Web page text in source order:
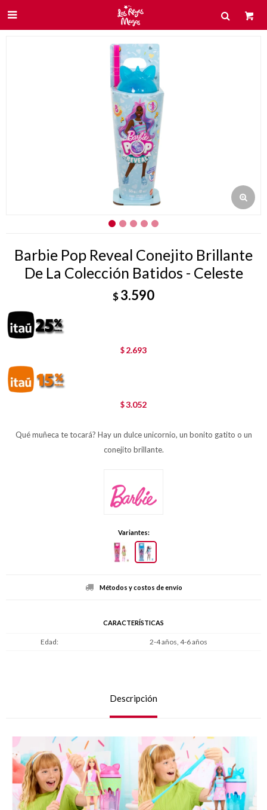

Barbie Pop Reveal Conejito Brillante
De La Colección Batidos - Celeste
$3.590
$ 2.693
$3.052
Qué muñeca te tocará? Hay un dulce unicornio, un bonito gatito o un
conejito brillante.
Variantes:
Métodos y costos de envío
CARACTERÍSTICAS
Edad 2-4 años, 4-6 años
Descripción